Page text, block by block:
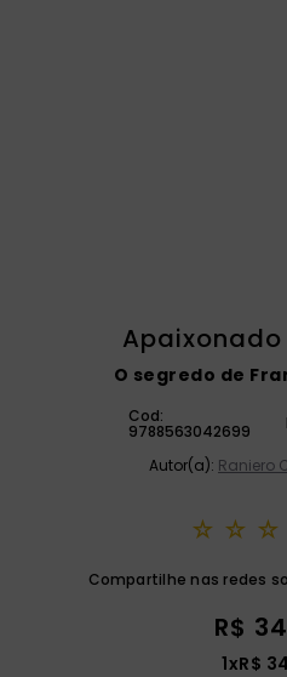
O segredo de
Cod:
9788563042699
Autor(a): Raniero
☆ ☆ ☆
R$ 34
1xR$ 34